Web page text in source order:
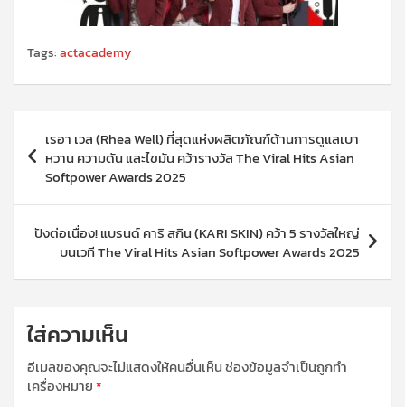
Tags:actacademy
เรื่องเรอา เวล (Rhea Well) ที่สุดแห่งผลิตภัณฑ์ด้านการดูแลเบา
หวาน ความดัน และไขมัน คว้ารางวัล The Viral Hits Asian
Softpower Awards 2025
ปังต่อเนื่อง! แบรนด์ คาริ สกิน (KARI SKIN) คว้า 5 รางวัลใหญ่
บนเวที The Viral Hits Asian Softpower Awards 2025
ใส่ความเห็น
อีเมลของคุณจะไม่แสดงให้คนอื่นเห็นช่องข้อมูลจำเป็นถูกทำ
เครื่องหมาย*